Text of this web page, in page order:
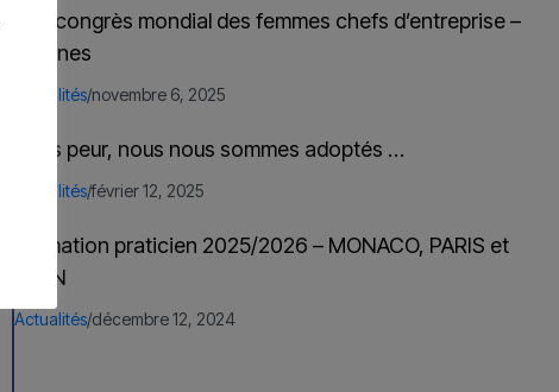
72e congrès mondial des femmes chefs d’entreprise –
Athènes
Actualités/novembre 6, 2025
Sans peur, nous nous sommes adoptés …
Actualités/février 12, 2025
Formation praticien 2025/2026 – MONACO, PARIS et
LYON
Actualités/décembre 12, 2024